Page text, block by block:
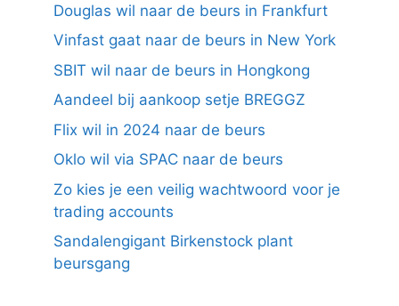
Douglas wil naar de beurs in Frankfurt
Vinfast gaat naar de beurs in New York
SBIT wil naar de beurs in Hongkong
Aandeel bij aankoop setje BREGGZ
Flix wil in 2024 naar de beurs
Oklo wil via SPAC naar de beurs
Zo kies je een veilig wachtwoord voor je
trading accounts
Sandalengigant Birkenstock plant
beursgang